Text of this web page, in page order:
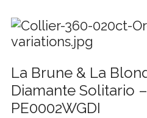
La Brune & La
Diamante Solitario
PE0002WGDI